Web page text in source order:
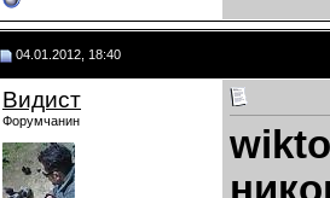
04.01.2012, 18:40
Видист
Форумчанин